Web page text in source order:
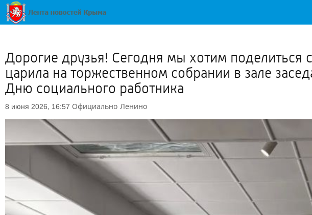
Дорогие друзья! Сегодня мы хотим поделиться
царила на торжественном собрании в зале
Дню социального работника
8 июня 2026, 16:57 Официально Ленино